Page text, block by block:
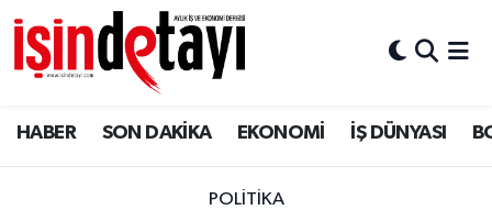
HABER SON DAKİKA EKONOMİ İŞ DÜNYASI
POLİTİKA
DÜNYA
Eğitim
Nöbetçi Eczaneler
Hava Durumu
İstanbul Namaz Vakitleri